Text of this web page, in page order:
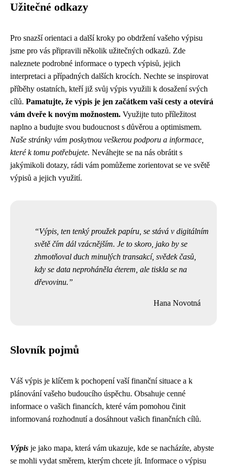
Užitečné odkazy
Pro snazší orientaci a další kroky po obdržení vašeho výpisu
jsme pro vás připravili několik užitečných odkazů. Zde
naleznete podrobné informace o typech výpisů, jejich
interpretaci a případných dalších krocích. Nechte se inspirovat
příběhy ostatních, kteří již svůj výpis využili k dosažení svých
cílů. Pamatujte, že výpis je jen začátkem vaší cesty a otevírá
vám dveře k novým možnostem. Využijte tuto příležitost
naplno a budujte svou budoucnost s důvěrou a optimismem.
Naše stránky vám poskytnou veškerou podporu a informace,
které k tomu potřebujete. Neváhejte se na nás obrátit s
jakýmikoli dotazy, rádi vám pomůžeme zorientovat se ve světě
výpisů a jejich využití.
Výpis, ten tenký proužek papíru, se stává v digitálním
světě čím dál vzácnějším. Je to skoro, jako by se
zhmotňoval duch minulých transakcí, svědek časů,
kdy se data neproháněla éterem, ale tiskla se na
dřevovinu.
Hana Novotná
Slovník pojmů
Váš výpis je klíčem k pochopení vaší finanční situace a k
plánování vašeho budoucího úspěchu. Obsahuje cenné
informace o vašich financích, které vám pomohou činit
informovaná rozhodnutí a dosáhnout vašich finančních cílů.
Výpis je jako mapa, která vám ukazuje, kde se nacházíte, abyste
se mohli vydat směrem, kterým chcete jít. Informace o výpisu